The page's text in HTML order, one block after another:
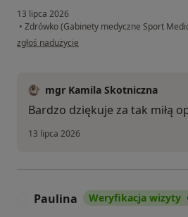
13 lipca 2026
• Zdrówko (Gabinety medyczne Sport
w opinii użytkownika Oliwia
zgłoś nadużycie
mgr Kamila Skotniczna
Bardzo dziękuje za tak miłą
13 lipca 2026
Paulina Weryfikacja wizyty